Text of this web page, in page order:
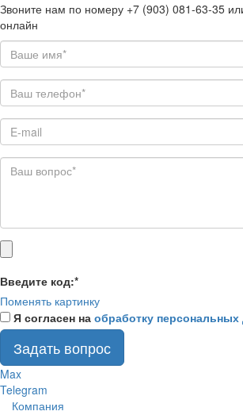
Звоните нам по номеру +7 (903) 081-63-35
онлайн
Введите код:*
Поменять картинку
Я согласен на обработку
Задать вопрос
Max
Telegram
Компания